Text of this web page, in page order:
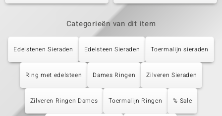
Categorieën van dit item
Edelstenen Sieraden Edelsteen Sieraden Toermalijn sieraden
Ring met edelsteen Dames Ringen Zilveren Sieraden
Zilveren Ringen Dames Toermalijn Ringen % Sale